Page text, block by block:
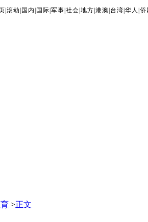
滚动 国内 国际 军事 社会 地方 港澳 台湾 华人 侨
>正文